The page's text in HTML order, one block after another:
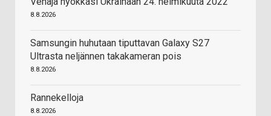
8.8.2026
Samsungin huhutaan tiputtavan Galaxy S27
Ultrasta neljännen takakameran pois
8.8.2026
Rannekelloja
8.8.2026